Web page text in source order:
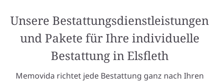
Unsere Bestattungsdienstleistungen
und Pakete für Ihre individuelle
Bestattung in Elsfleth
Memovida richtet jede Bestattung ganz nach Ihren